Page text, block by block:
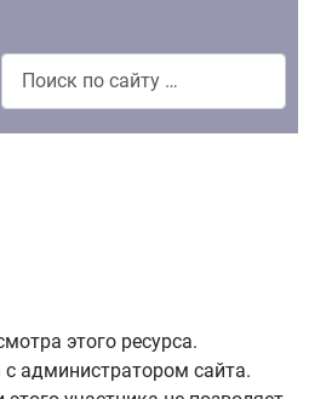
этого ресурса.
администратором сайта.